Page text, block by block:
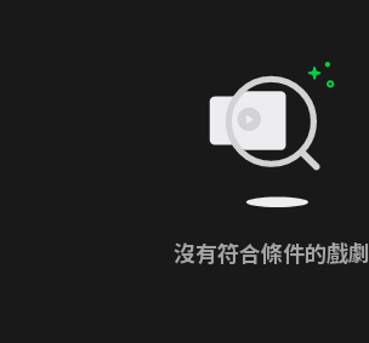
沒有符合條件的戲劇